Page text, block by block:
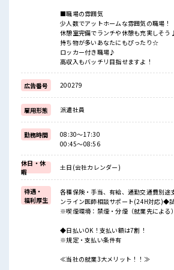
■職場の雰囲気
少人数でアットホームな雰囲気の職場！
休憩室完備でランチや休憩も充実しそう
持ち物が多いあなたにもぴったり☆
ロッカー付き職場♪
高収入もバッチリ目指せますよ！
広告番号 200279
雇用形態 派遣社員
勤務時間
08:30～17:30
00:45～08:56
休日・休
暇
土日(会社カレンダー)
待遇・
福利厚生
各種保険・手当、有給、通勤交通費別
ンライン医師相談サポート(24H対応)◆
※喫煙環境：禁煙・分煙（就業先による）
◆日払いOK！支払い額は7割！
※規定・支払い条件有
≪当社の就業3大メリット！！≫